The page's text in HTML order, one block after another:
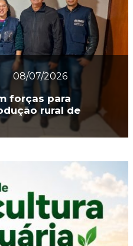
08/07/2026
forças para
rural de